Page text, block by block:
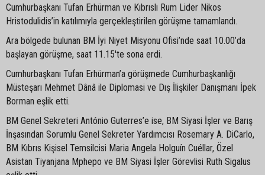
Cumhurbaşkanı Tufan Erhürman ve Kıbrıslı Rum Lider Nikos
Hristodulidis’in katılımıyla gerçekleştirilen görüşme tamamlandı.
Ara bölgede bulunan BM İyi Niyet Misyonu Ofisi’nde saat 10.00’da
başlayan görüşme, saat 11.15'te sona erdi.
Cumhurbaşkanı Tufan Erhürman’a görüşmede Cumhurbaşkanlığı
Müsteşarı Mehmet Dânâ ile Diplomasi ve Dış İlişkiler Danışmanı İpek
Borman eşlik etti.
BM Genel Sekreteri António Guterres’e ise, BM Siyasi İşler ve Barış
İnşasından Sorumlu Genel Sekreter Yardımcısı Rosemary A. DiCarlo,
BM Kıbrıs Kişisel Temsilcisi Maria Angela Holguín Cuéllar, Özel
Asistan Tiyanjana Mphepo ve BM Siyasi İşler Görevlisi Ruth Sigalus